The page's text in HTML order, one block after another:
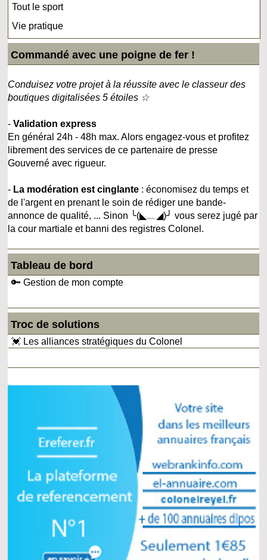
Tout le sport
Vie pratique
Commandé avec une poigne de fer !
Conduisez votre projet à la réussite avec le classeur des
boutiques digitalisées 5 étoiles ☆
-Validation express
En général 24h - 48h max. Alors engagez-vous et profitez
librement des services de ce partenaire de presse
Gouverné avec rigueur.
- La modération est cinglante : économisez du temps et
de l'argent en prenant le soin de rédiger une bande-
annonce de qualité, ... Sinon ╰(◣﹏◢)╯ vous serez jugé par
la cour martiale et banni des registres Colonel.
Tableau de bord
🔑 Gestion de mon compte
Troc de solutions
💓 Les alliances stratégiques du Colonel